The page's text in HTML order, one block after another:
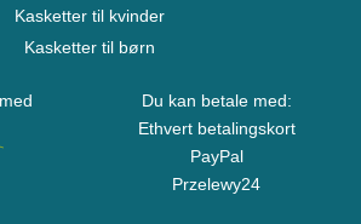
Kasketter til kvinder
Kasketter til børn
Du kan betale med:
Ethvert betalingskort
PayPal
Przelewy24